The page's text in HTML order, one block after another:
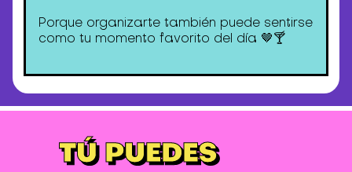
Porque organizarte también puede sentirse
como tu momento favorito del día 🤎🍸